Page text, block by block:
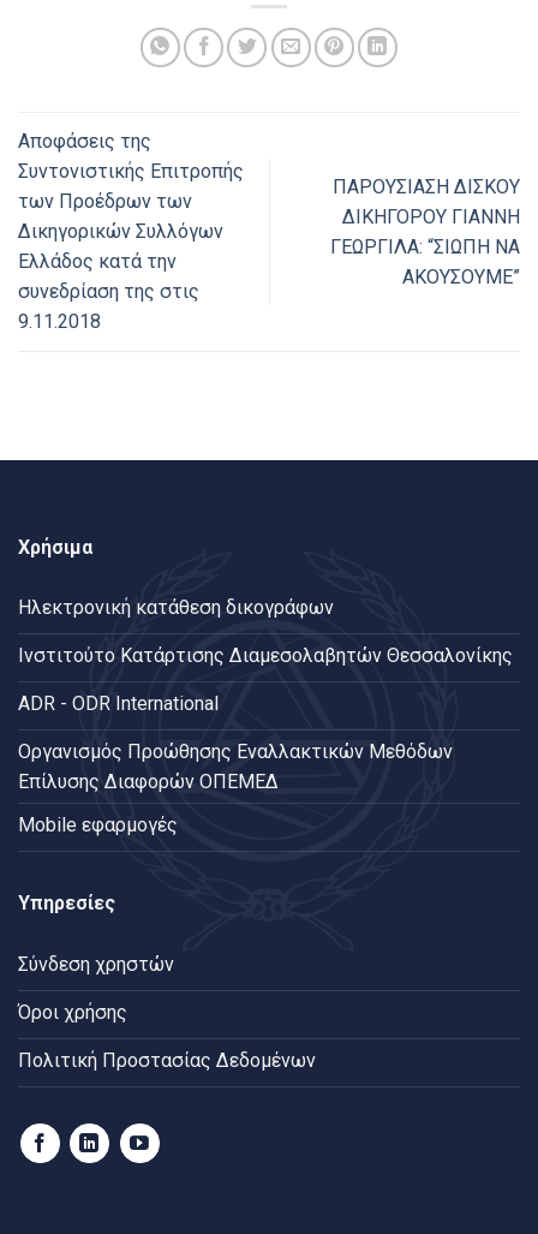
Αποφάσεις της
Συντονιστικής Επιτροπής
των Προέδρων των
Δικηγορικών Συλλόγων
Ελλάδος κατά την
συνεδρίαση της στις
9.11.2018
ΠΑΡΟΥΣΙΑΣΗ ΔΙΣΚΟΥ
ΔΙΚΗΓΟΡΟΥ ΓΙΑΝΝΗ
ΓΕΩΡΓΙΛΑ: “ΣΙΩΠΗ ΝΑ
ΑΚΟΥΣΟΥΜΕ”
Χρήσιμα
Ηλεκτρονική κατάθεση δικογράφων
Ινστιτούτο Κατάρτισης Διαμεσολαβητών Θεσσαλονίκης
ADR - ODR International
Oργανισμός Προώθησης Εναλλακτικών Μεθόδων
Επίλυσης Διαφορών ΟΠΕΜΕΔ
Mobile εφαρμογές
Υπηρεσίες
Σύνδεση χρηστών
Όροι χρήσης
Πολιτική Προστασίας Δεδομένων